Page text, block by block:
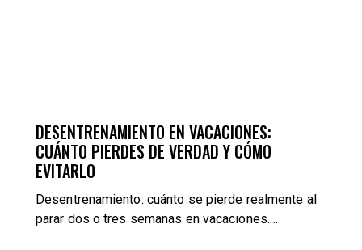
DESENTRENAMIENTO EN VACACIONES:
CUÁNTO PIERDES DE VERDAD Y CÓMO
EVITARLO
Desentrenamiento: cuánto se pierde realmente al
parar dos o tres semanas en vacaciones.…